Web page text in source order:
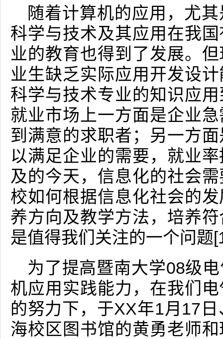
随着计算机的应用，尤
科学与技术及其应用在我
业的教育也得到了发展。
业生缺乏实际应用开发设
科学与技术专业的知识应
就业市场上一方面是企业
到满意的求职者；另一方
以满足企业的需要，就业
及的今天，信息化的社会
校如何根据信息化社会的
养方向及教学方法，培养
是值得我们关注的一个问题
为了提高暨南大学08级
机应用实践能力，在我们
的努力下，于XX年1月17
海校区图书馆的黄勇老师